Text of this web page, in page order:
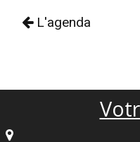
L'agenda